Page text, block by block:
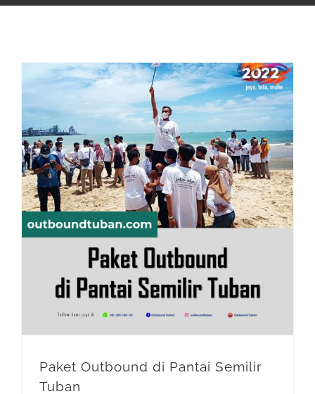
Paket Outbound di Pantai Semilir
Tuban